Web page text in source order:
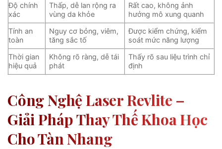
Độ chính
xác
Thấp, dễ lan rộng ra
vùng da khỏe
Rất cao, không ảnh
hưởng mô xung quanh
Tính an
toàn
Nguy cơ bỏng, viêm,
tăng sắc tố
Được kiểm chứng, kiểm
soát mức năng lượng
Thời gian
hiệu quả
Không rõ ràng, dễ tái
phát
Thấy rõ sau liệu trình chỉ
định
Công Nghệ Laser Revlite –
Giải Pháp Thay Thế Khoa Học
Cho Tàn Nhang